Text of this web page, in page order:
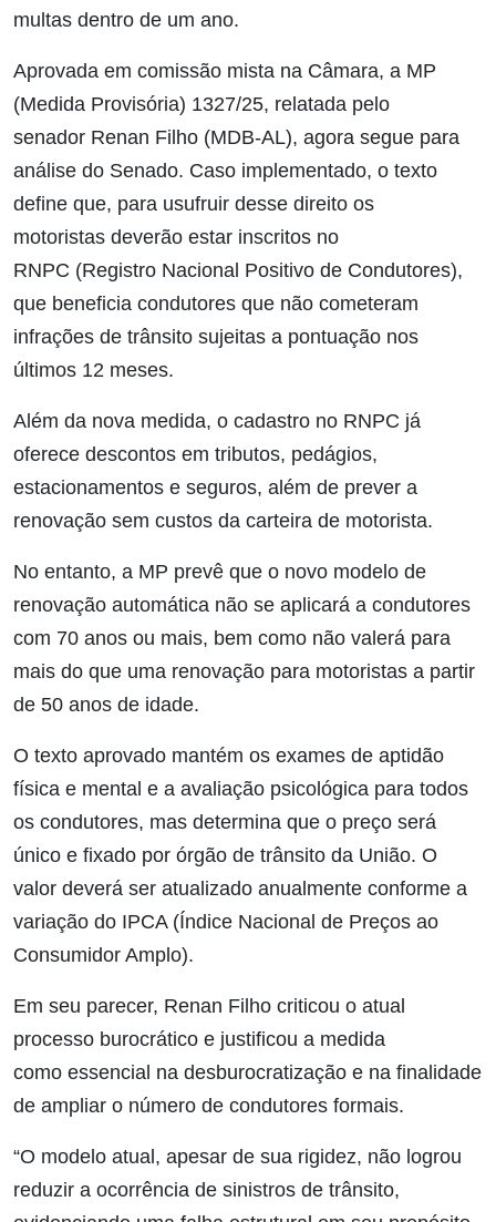
multas dentro de um ano.
Aprovada em comissão mista na Câmara, a MP
(Medida Provisória) 1327/25, relatada pelo
senador Renan Filho (MDB-AL), agora segue para
análise do Senado. Caso implementado, o texto
define que, para usufruir desse direito os
motoristas deverão estar inscritos no
RNPC (Registro Nacional Positivo de Condutores),
que beneficia condutores que não cometeram
infrações de trânsito sujeitas a pontuação nos
últimos 12 meses.
Além da nova medida, o cadastro no RNPC já
oferece descontos em tributos, pedágios,
estacionamentos e seguros, além de prever a
renovação sem custos da carteira de motorista.
No entanto, a MP prevê que o novo modelo de
renovação automática não se aplicará a condutores
com 70 anos ou mais, bem como não valerá para
mais do que uma renovação para motoristas a partir
de 50 anos de idade.
O texto aprovado mantém os exames de aptidão
física e mental e a avaliação psicológica para todos
os condutores, mas determina que o preço será
único e fixado por órgão de trânsito da União. O
valor deverá ser atualizado anualmente conforme a
variação do IPCA (Índice Nacional de Preços ao
Consumidor Amplo).
Em seu parecer, Renan Filho criticou o atual
processo burocrático e justificou a medida
como essencial na desburocratização e na finalidade
de ampliar o número de condutores formais.
“O modelo atual, apesar de sua rigidez, não logrou
reduzir a ocorrência de sinistros de trânsito,